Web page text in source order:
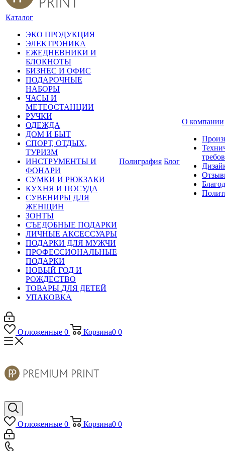
Каталог
ЭКО ПРОДУКЦИЯ
ЭЛЕКТРОНИКА
ЕЖЕДНЕВНИКИ И
БЛОКНОТЫ
БИЗНЕС И ОФИС
ПОДАРОЧНЫЕ
НАБОРЫ
ЧАСЫ И
МЕТЕОСТАНЦИИ
РУЧКИ
ОДЕЖДА
ДОМ И БЫТ
СПОРТ, ОТДЫХ,
ТУРИЗМ
ИНСТРУМЕНТЫ И
ФОНАРИ
СУМКИ И РЮКЗАКИ
КУХНЯ И ПОСУДА
СУВЕНИРЫ ДЛЯ
ЖЕНЩИН
ЗОНТЫ
СЪЕДОБНЫЕ ПОДАРКИ
ЛИЧНЫЕ АКСЕССУАРЫ
ПОДАРКИ ДЛЯ МУЖЧИ
ПРОФЕССИОНАЛЬНЫЕ
ПОДАРКИ
НОВЫЙ ГОД И
РОЖДЕСТВО
ТОВАРЫ ДЛЯ ДЕТЕЙ
УПАКОВКА
Полиграфия Блог
О компании
Отложенные 0 Корзина0 0
Отложенные 0 Корзина0 0